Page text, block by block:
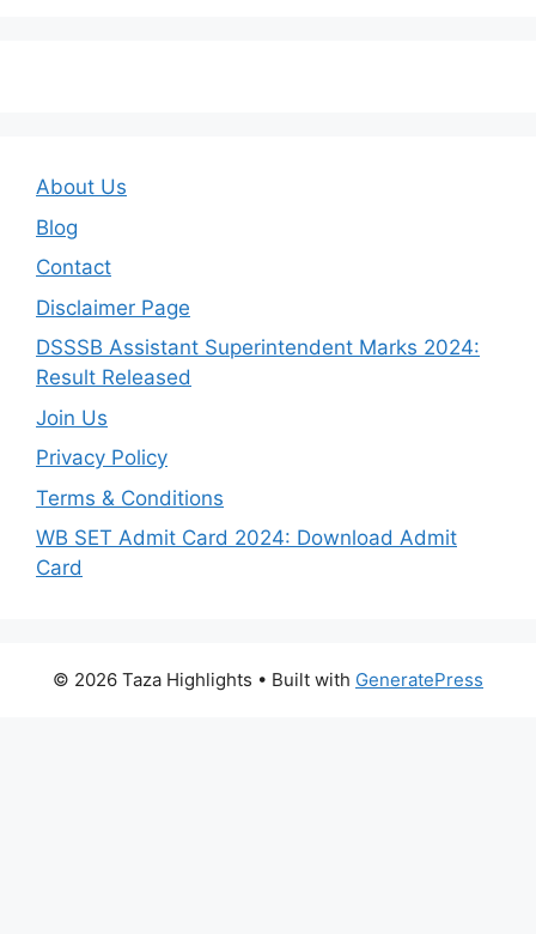
About Us
Blog
Contact
Disclaimer Page
DSSSB Assistant Superintendent Marks 2024:
Result Released
Join Us
Privacy Policy
Terms & Conditions
WB SET Admit Card 2024: Download Admit
Card
© 2026 Taza Highlights • Built with GeneratePress